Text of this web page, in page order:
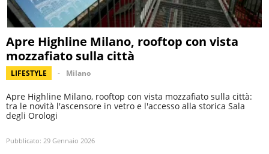
Apre Highline Milano, rooftop con vista
mozzafiato sulla città
LIFESTYLE Milano
Apre Highline Milano, rooftop con vista mozzafiato sulla città:
tra le novità l'ascensore in vetro e l'accesso alla storica Sala
degli Orologi
Pubblicato: 29 Gennaio 2026